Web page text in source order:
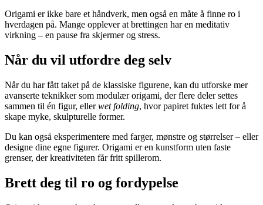
Origami er ikke bare et håndverk, men også en måte å finne ro i
hverdagen på. Mange opplever at brettingen har en meditativ
virkning – en pause fra skjermer og stress.
Når du vil utfordre deg selv
Når du har fått taket på de klassiske figurene, kan du utforske mer
avanserte teknikker som modulær origami, der flere deler settes
sammen til én figur, ellerwet folding, hvor papiret fuktes lett for å
skape myke, skulpturelle former.
Du kan også eksperimentere med farger, mønstre og størrelser – eller
designe dine egne figurer. Origami er en kunstform uten faste
grenser, der kreativiteten får fritt spillerom.
Brett deg til ro og fordypelse